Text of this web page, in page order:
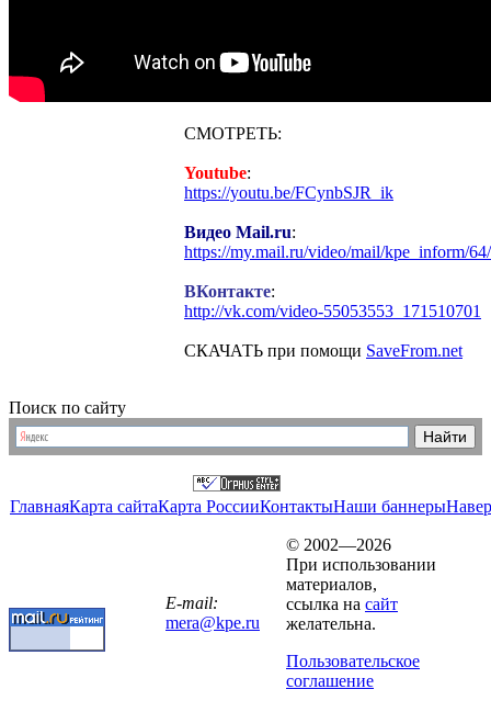
СМОТРЕТЬ:
Youtube:
https://youtu.be/FCynbSJR_ik
Видео Mail.ru:
https://my.mail.ru/video/mail/kpe_inform/
ВКонтакте:
http://vk.com/video-55053553_171510701
СКАЧАТЬ при помощи SaveFrom.net
Поиск по сайту
ГлавнаяКарта сайтаКарта РоссииКонтактыНаши баннеры
E-mail:
mera@kpe.ru
© 2002—2026
При использовании
материалов,
ссылка на сайт
желательна.
Пользовательское
соглашение